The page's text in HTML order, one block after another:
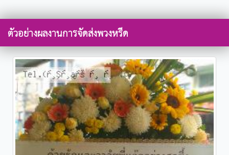
ตัวอย่างผลงานการจัดส่งพวงหรีด